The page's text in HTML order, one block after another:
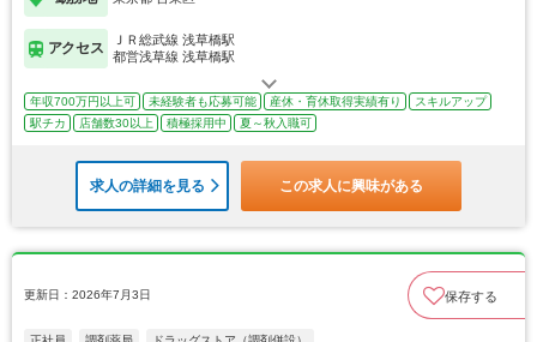
アクセス
ＪＲ総武線 浅草橋駅
都営浅草線 浅草橋駅
年収700万円以上可 未経験者も応募可能 産休・育休取得実績有り
スキルアップ
駅チカ
店舗数30以上 積極採用中 夏～秋入職可
求人の詳細を見る この求人に興味がある
更新日：2026年7月3日 保存する